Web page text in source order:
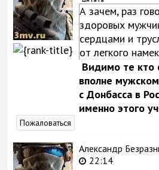
А зачем, раз
здоровых
сердцами и
от легкого
Видимо те кто
вполне
с Донбасса в
именно этого
Пожаловаться
Александр
22:14